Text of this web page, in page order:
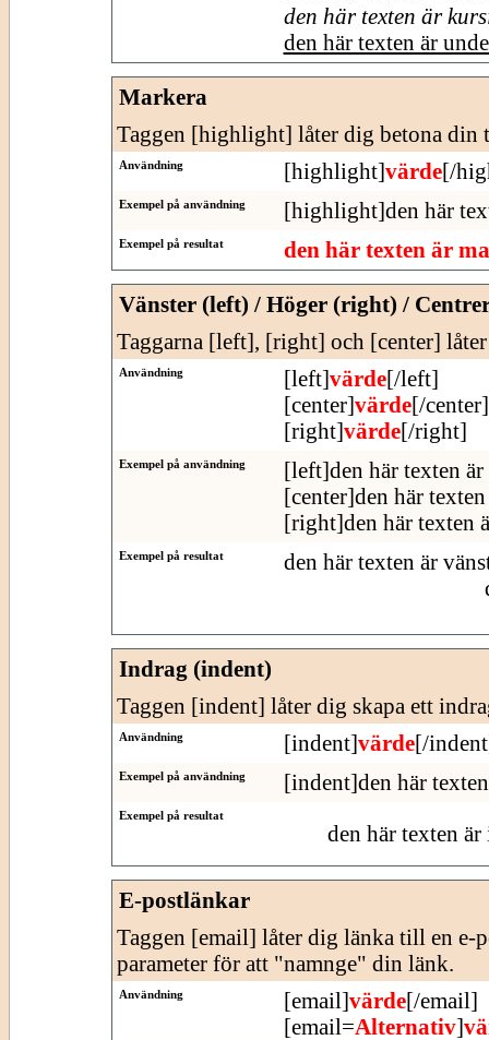
den här texten är
den här texten är
Markera
Taggen [highlight] låter dig betona din
Användning [highlight]värde[/
Exempel på användning [highlight]den här
Exempel på resultat den här texten är
Vänster (left) / Höger (right) /
Taggarna [left], [right] och [center]
Användning [left]värde[/left]
[center]värde[/center]
[right]värde[/right]
Exempel på användning
[left]den här texten
[center]den här
[right]den här texten
Exempel på resultat
den här texten är
Indrag (indent)
Taggen [indent] låter dig skapa ett
Användning [indent]värde[/
Exempel på användning [indent]den här
Exempel på resultat
den här texten är
E-postlänkar
Taggen [email] låter dig länka till en e-
parameter för att "namnge" din länk.
Användning [email]värde[/email]
[email=Alternativ]